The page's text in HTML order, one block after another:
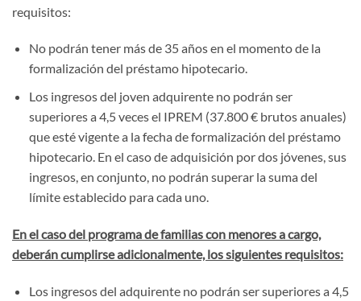
requisitos:
No podrán tener más de 35 años en el momento de la
formalización del préstamo hipotecario.
Los ingresos del joven adquirente no podrán ser
superiores a 4,5 veces el IPREM (37.800 € brutos anuales)
que esté vigente a la fecha de formalización del préstamo
hipotecario. En el caso de adquisición por dos jóvenes, sus
ingresos, en conjunto, no podrán superar la suma del
límite establecido para cada uno.
En el caso del programa de familias con menores a cargo,
deberán cumplirse adicionalmente, los siguientes requisitos:
Los ingresos del adquirente no podrán ser superiores a 4,5